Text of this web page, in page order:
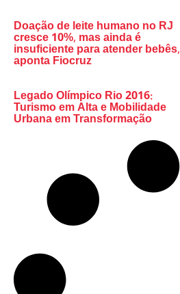
Doação de leite humano no RJ
cresce 10%, mas ainda é
insuficiente para atender bebês,
aponta Fiocruz
Legado Olímpico Rio 2016:
Turismo em Alta e Mobilidade
Urbana em Transformação